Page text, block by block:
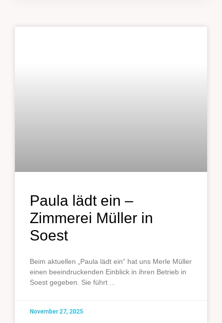
Paula lädt ein –
Zimmerei Müller in
Soest
Beim aktuellen „Paula lädt ein“ hat uns Merle Müller
einen beeindruckenden Einblick in ihren Betrieb in
Soest gegeben. Sie führt
November 27, 2025